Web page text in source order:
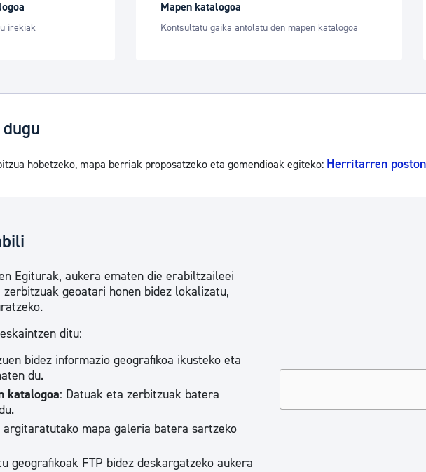
irekiak
Mapen katalogoa
Kontsultatu gaika antolatu den mapen katalogoa
hobetzeko, mapa berriak proposatzeko eta gomendioak egiteko: Herritarren
Egiturak, aukera ematen die erabiltzaileei
geoatari honen bidez lokalizatu,
ditu:
bidez informazio geografikoa ikusteko eta
du.
katalogoa: Datuak eta zerbitzuak batera
argitaratutako mapa galeria batera sartzeko
geografikoak FTP bidez deskargatzeko aukera